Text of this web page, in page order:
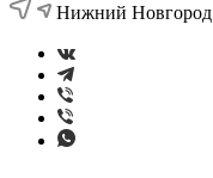
Нижний Новгород